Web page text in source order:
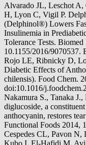
Alvarado JL, Leschot
H, Lyon C, Vigil P.
(Delphinol®) Lowers
Insulinemia in
Tolerance Tests.
10.1155/2016/9070537.
Rojo LE, Ribnicky D,
Diabetic Effects of
chilensis). Food Chem.
doi:10.1016/
Nakamura S., Tanaka
diglucoside, a
anthocyanin, restores
Functional Foods 2014,
Cespedes CL, Pavon
Kubo I, El-Hafidi M,